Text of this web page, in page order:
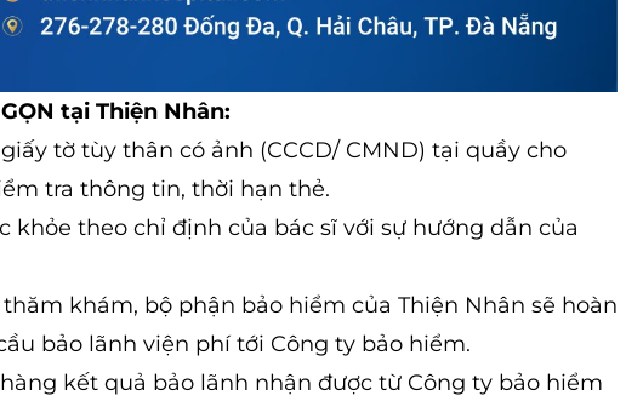
tại Thiện Nhân:
tờ tùy thân có ảnh (CCCD/ CMND) tại quầy cho
tra thông tin, thời hạn thẻ.
theo chỉ định của bác sĩ với sự hướng dẫn của
khám, bộ phận bảo hiểm của Thiện Nhân sẽ hoàn
bảo lãnh viện phí tới Công ty bảo hiểm.
kết quả bảo lãnh nhận được từ Công ty bảo hiểm